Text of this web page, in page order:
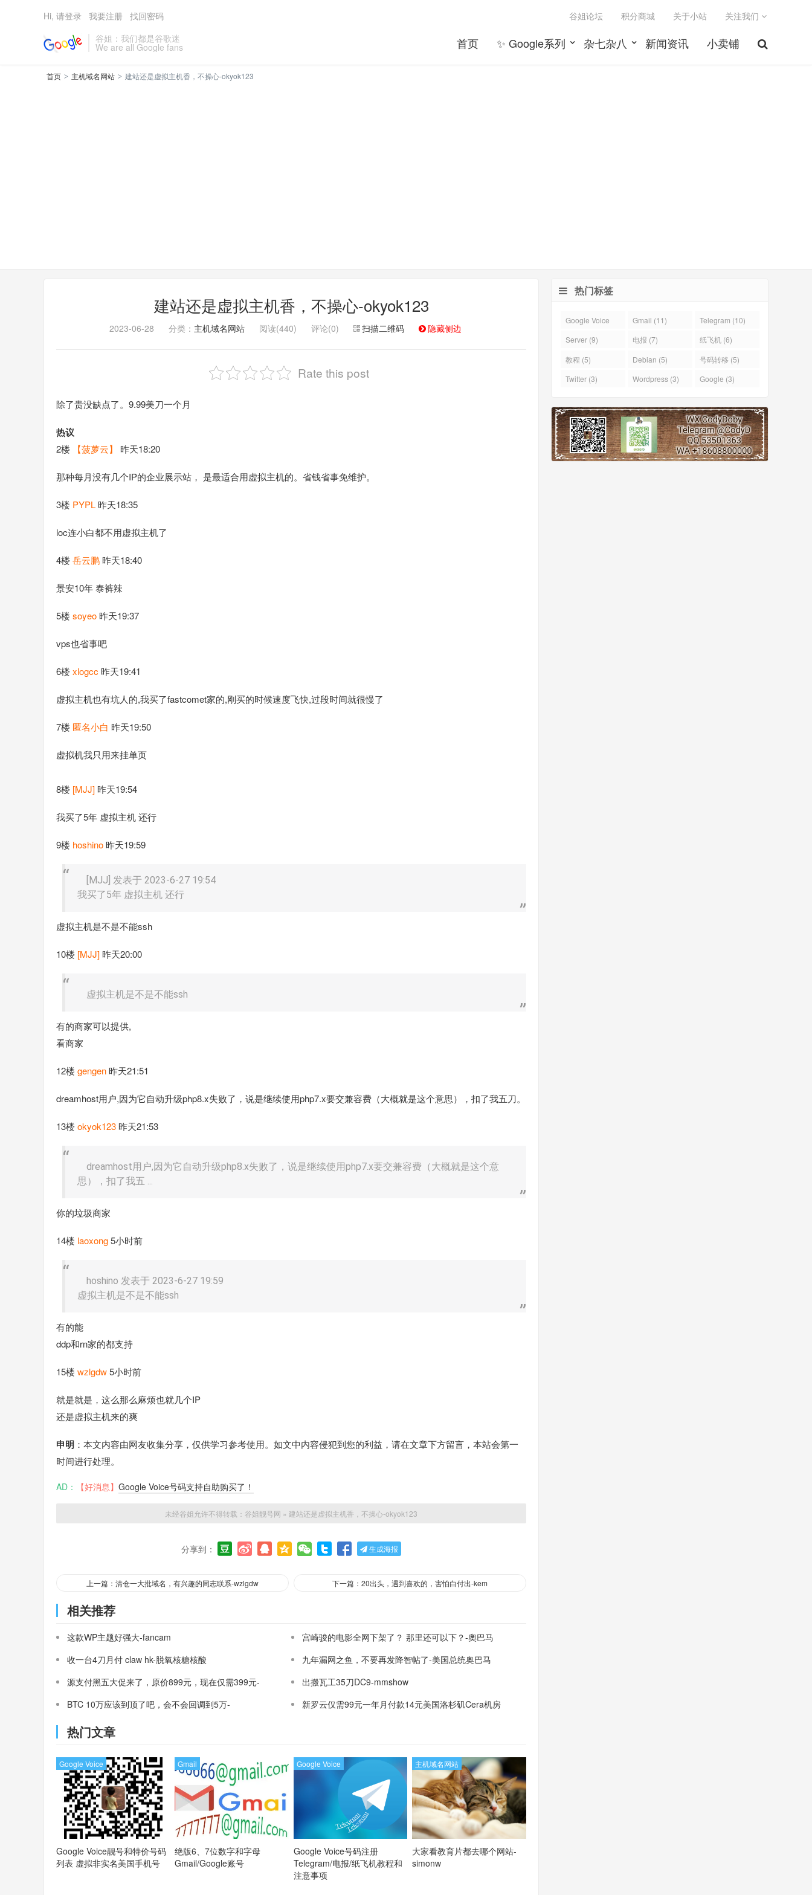
谷姐：我们都是谷歌迷
We are all Google fans 首页 ✨ Google系列 杂七杂八 新闻资讯 小卖铺
谷姐论坛 积分商城 关于小站 关注我们
Hi, 请登录 我要注册 找回密码
首页 > 主机域名网站 > 建站还是虚拟主机香，不操心-okyok123
建站还是虚拟主机香，不操心-okyok123
2023-06-28 分类： 主机域名网站 阅读(440) 评论(0) 扫描二维码 隐藏侧边
Rate this post
除了贵没缺点了。9.99美刀一个月
热议
2楼 【菠萝云】 昨天18:20
那种每月没有几个IP的企业展示站， 是最适合用虚拟主机的。省钱省事免维护。
3楼 PYPL 昨天18:35
loc连小白都不用虚拟主机了
4楼 岳云鹏 昨天18:40
景安10年 泰裤辣
5楼 soyeo 昨天19:37
vps也省事吧
6楼 xlogcc 昨天19:41
虚拟主机也有坑人的,我买了fastcomet家的,刚买的时候速度飞快,过段时间就很慢了
7楼 匿名小白 昨天19:50
虚拟机我只用来挂单页
8楼 [MJJ] 昨天19:54
我买了5年 虚拟主机 还行
9楼 hoshino 昨天19:59
[MJJ] 发表于 2023-6-27 19:54
我买了5年 虚拟主机 还行
虚拟主机是不是不能ssh
10楼 [MJJ] 昨天20:00
虚拟主机是不是不能ssh
有的商家可以提供,
看商家
12楼 gengen 昨天21:51
dreamhost用户,因为它自动升级php8.x失败了，说是继续使用php7.x要交兼容费（大概就是这个意思），扣了我五刀。
13楼 okyok123 昨天21:53
dreamhost用户,因为它自动升级php8.x失败了，说是继续使用php7.x要交兼容费（大概就是这个意
思），扣了我五 ...
你的垃圾商家
14楼 laoxong5小时前
hoshino 发表于 2023-6-27 19:59
虚拟主机是不是不能ssh
有的能
ddp和rn家的都支持
15楼 wzlgdw5小时前
就是就是，这么那么麻烦也就几个IP
还是虚拟主机来的爽
申明 ：本文内容由网友收集分享，仅供学习参考使用。如文中内容侵犯到您的利益，请在文章下方留言，本站会第一
时间进行处理。
AD： 【好消息】 Google Voice号码支持自助购买了！
未经谷姐允许不得转载： 谷姐靓号网 » 建站还是虚拟主机香，不操心-okyok123
分享到： 生成海报
上一篇：清仓一大批域名，有兴趣的同志联系-wzlgdw 下一篇：20出头，遇到喜欢的，害怕白付出-kem
相关推荐
这款WP主题好强大-fancam
宫崎骏的电影全网下架了？ 那里还可以下？-奧巴马
收一台4刀月付 claw hk-脱氧核糖核酸
九年漏网之鱼，不要再发降智帖了-美国总统奥巴马
源支付黑五大促来了，原价899元，现在仅需399元-
出搬瓦工35刀DC9-mmshow
BTC 10万应该到顶了吧，会不会回调到5万-
新罗云仅需99元一年月付款14元美国洛杉矶Cera机房
热门文章
Google Voice靓号和特价号码
列表 虚拟非实名美国手机号
Google Voice
绝版6、7位数字和字母
Gmail/Google账号
Gmail
Google Voice号码注册
Telegram/电报/纸飞机教程和
注意事项
Google Voice
大家看教育片都去哪个网站-
simonw
主机域名网站
热门标签
Google Voice
(43)
Gmail (11)
Telegram (10)
Server (9)
电报 (7)
纸飞机 (6)
教程 (5)
Debian (5)
号码转移 (5)
Twitter (3)
Wordpress (3) Google (3)